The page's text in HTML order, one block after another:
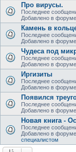
Про вирусы.
Последнее
Добавлено в форуме
Камень в
Последнее
Добавлено в форуме
Чудеса под
Последнее
Добавлено в форуме
Иргизиты
Последнее
Добавлено в форуме
Появился
Последнее
Добавлено в форуме
Новая книга -
Последнее
Добавлено в форуме
специалистом